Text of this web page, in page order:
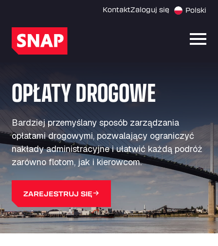
KontaktZaloguj się Polski
OPŁATY DROGOWE
Bardziej przemyślany sposób zarządzania
opłatami drogowymi, pozwalający ograniczyć
nakłady administracyjne i ułatwić każdą podróż
zarówno flotom, jak i kierowcom.
ZAREJESTRUJ SIĘ